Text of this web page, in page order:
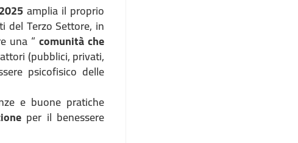
amplia il proprio
del Terzo Settore, in
una “ comunità che
(pubblici, privati,
psicofisico delle
e buone pratiche
per il benessere